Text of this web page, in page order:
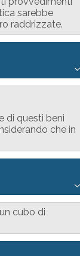
sarebbe
raddrizzate.
di questi beni
che in
cubo di